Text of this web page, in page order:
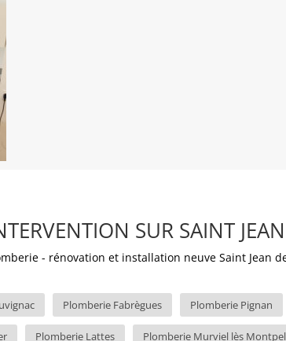
SUR SAINT
Plomberie Fabrègues Plomberie Pignan
Plomberie Lattes Plomberie Murviel lès